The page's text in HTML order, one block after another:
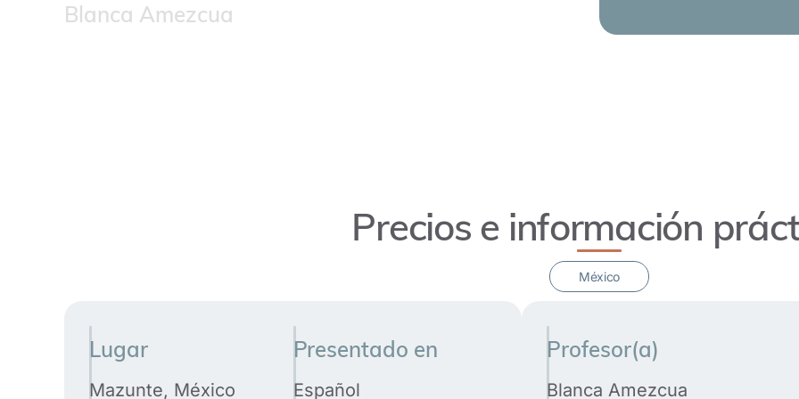
Blanca Amezcua
Precios e información
México
Lugar
Mazunte, México
Presentado en
Español
Profesor(a)
Blanca Amezcua